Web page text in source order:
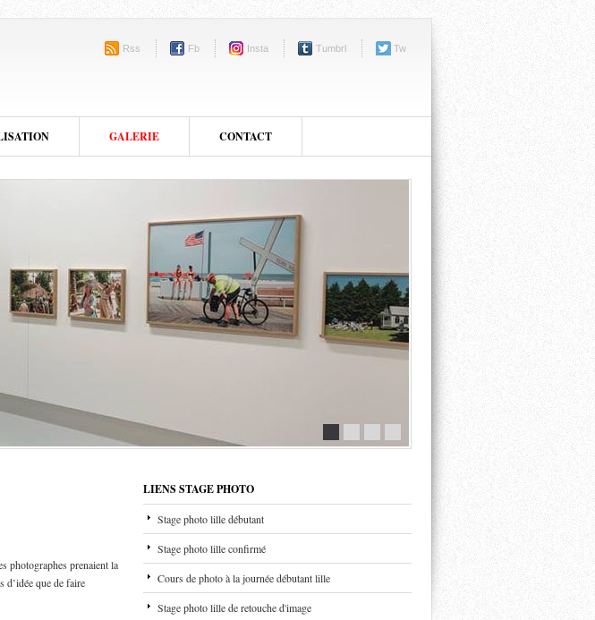
Rss Fb Insta Tumbrl Tw
GALERIE CONTACT
photographes prenaient la
d’idée que de faire
LIENS STAGE PHOTO
Stage photo lille débutant
Stage photo lille confirmé
Cours de photo à la journée débutant lille
Stage photo lille de retouche d'image